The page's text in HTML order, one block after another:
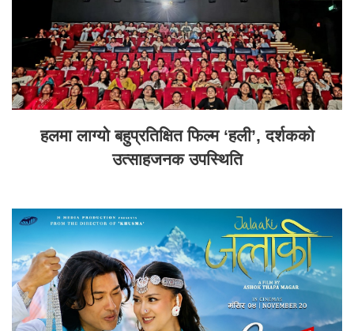
हलमा लाग्यो बहुप्रतिक्षित फिल्म ‘हली’, दर्शकको
उत्साहजनक उपस्थिति